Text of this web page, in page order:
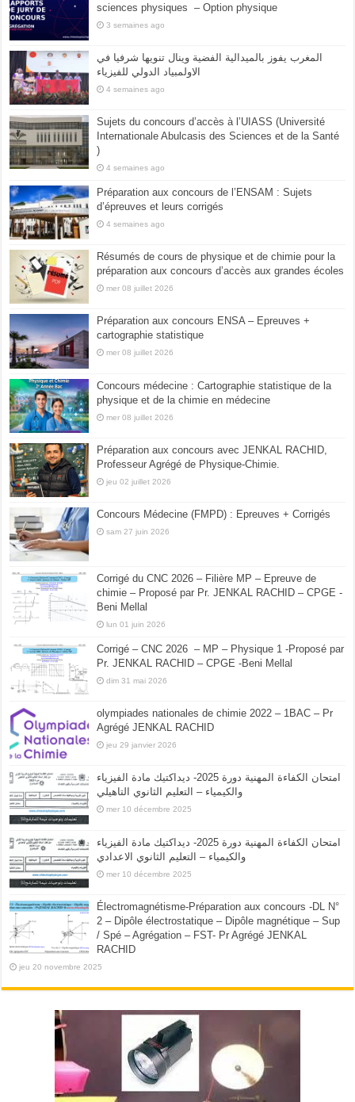
sciences physiques – Option physique
3 semaines ago
المغرب يفوز بالميدالية الفضية وينال تنويها شرفيا في
الاولمبياد الدولي للفيزياء
4 semaines ago
Sujets du concours d’accès à l’UIASS (Université
Internationale Abulcasis des Sciences et de la Santé
)
4 semaines ago
Préparation aux concours de l’ENSAM : Sujets
d’épreuves et leurs corrigés
4 semaines ago
Résumés de cours de physique et de chimie pour la
préparation aux concours d’accès aux grandes écoles
mer 08 juillet 2026
Préparation aux concours ENSA – Epreuves +
cartographie statistique
mer 08 juillet 2026
Concours médecine : Cartographie statistique de la
physique et de la chimie en médecine
mer 08 juillet 2026
Préparation aux concours avec JENKAL RACHID,
Professeur Agrégé de Physique-Chimie.
jeu 02 juillet 2026
Concours Médecine (FMPD) : Epreuves + Corrigés
sam 27 juin 2026
Corrigé du CNC 2026 – Filière MP – Epreuve de
chimie – Proposé par Pr. JENKAL RACHID – CPGE -
Beni Mellal
lun 01 juin 2026
Corrigé – CNC 2026 – MP – Physique 1 -Proposé par
Pr. JENKAL RACHID – CPGE -Beni Mellal
dim 31 mai 2026
olympiades nationales de chimie 2022 – 1BAC – Pr
Agrégé JENKAL RACHID
jeu 29 janvier 2026
امتحان الكفاءة المهنية دورة 2025- ديداكتيك مادة الفيزياء
والكيمياء – التعليم الثانوي التاهيلي
mer 10 décembre 2025
امتحان الكفاءة المهنية دورة 2025- ديداكتيك مادة الفيزياء
والكيمياء – التعليم الثانوي الاعدادي
mer 10 décembre 2025
Électromagnétisme-Préparation aux concours -DL N°
2 – Dipôle électrostatique – Dipôle magnétique – Sup
/ Spé – Agrégation – FST- Pr Agrégé JENKAL
RACHID
jeu 20 novembre 2025